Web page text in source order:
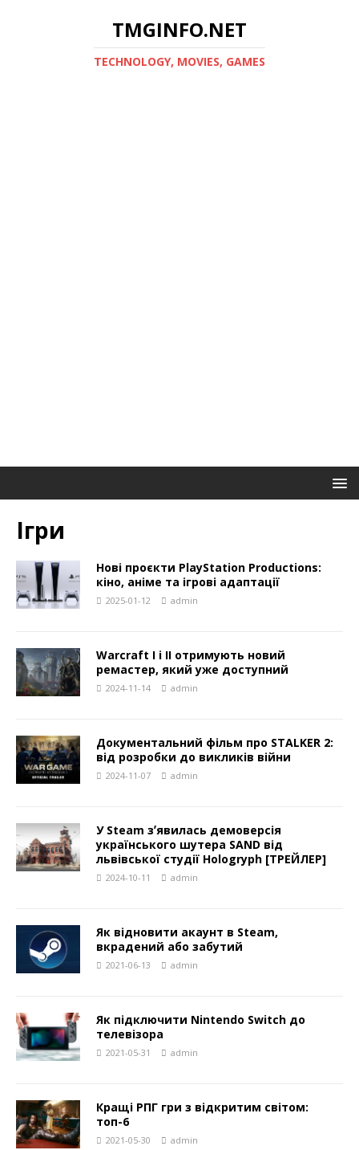
TMGINFO.NET
ТECHNOLOGY, MOVIES, GAMES
Ігри
Нові проєкти PlayStation Productions:
кіно, аніме та ігрові адаптації
2025-01-12 admin
Warcraft I і II отримують новий
ремастер, який уже доступний
2024-11-14 admin
Документальний фільм про STALKER 2:
від розробки до викликів війни
2024-11-07 admin
У Steam зʼявилась демоверсія
українського шутера SAND від
львівської студії Hologryph [ТРЕЙЛЕР]
2024-10-11 admin
Як відновити акаунт в Steam,
вкрадений або забутий
2021-06-13 admin
Як підключити Nintendo Switch до
телевізора
2021-05-31 admin
Кращі РПГ гри з відкритим світом:
топ-6
2021-05-30 admin